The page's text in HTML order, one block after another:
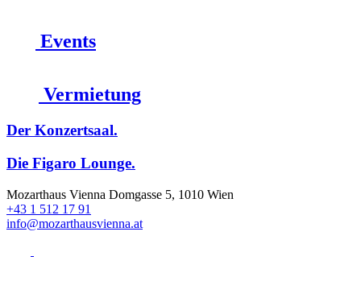
Events
Vermietung
Der Konzertsaal.
Die Figaro Lounge.
Mozarthaus Vienna Domgasse 5, 1010 Wien
+43 1 512 17 91
info@mozarthausvienna.at